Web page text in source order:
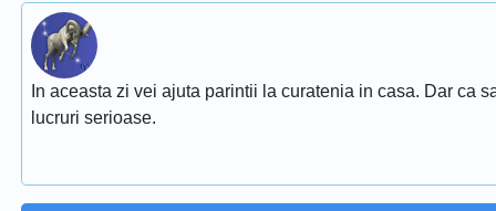
In aceasta zi vei ajuta parintii la curatenia in casa. Dar ca
lucruri serioase.